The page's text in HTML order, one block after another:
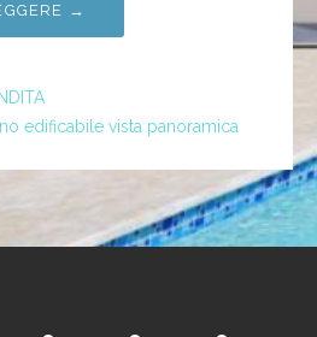
→
edificabile vista panoramica